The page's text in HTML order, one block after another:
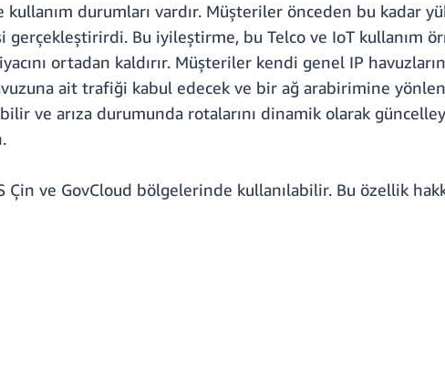
durumları vardır. Müşteriler önceden bu kadar
Bu iyileştirme, bu Telco ve IoT kullanım
ortadan kaldırır. Müşteriler kendi genel IP
ait trafiği kabul edecek ve bir ağ arabirimine
ve arıza durumunda rotalarını dinamik olarak
Çin ve GovCloud bölgelerinde kullanılabilir. Bu özellik